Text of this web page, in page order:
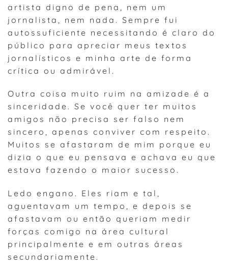
artista digno de pena, nem um
jornalista, nem nada. Sempre fui
autossuficiente necessitando é claro do
público para apreciar meus textos
jornalísticos e minha arte de forma
crítica ou admirável.
Outra coisa muito ruim na amizade é a
sinceridade. Se você quer ter muitos
amigos não precisa ser falso nem
sincero, apenas conviver com respeito.
Muitos se afastaram de mim porque eu
dizia o que eu pensava e achava eu que
estava fazendo o maior sucesso.
Ledo engano. Eles riam e tal,
aguentavam um tempo, e depois se
afastavam ou então queriam medir
forças comigo na área cultural
principalmente e em outras áreas
secundariamente.